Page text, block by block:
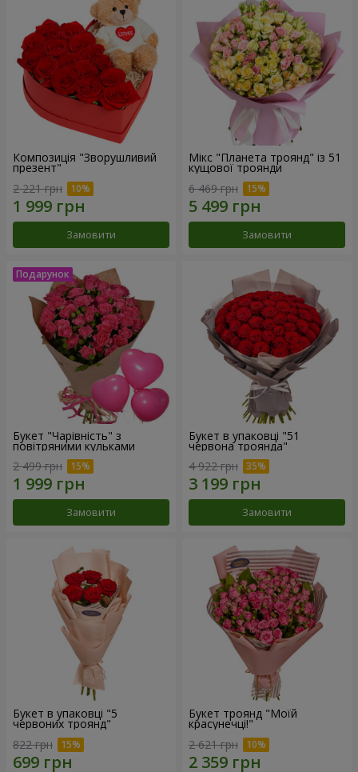
Композиція "Зворушливий
презент"
2 221 грн
Замовити
Мікс "Планета троянд" із 51
кущової троянди
6 469 грн
Замовити
Букет "Чарівність" з
повітряними кульками
2 499 грн
Замовити
Букет в упаковці "51
червона троянда"
4 922 грн
Замовити
Букет в упаковці "5
червоних троянд"
822 грн
Букет троянд "Моїй
красунечці!"
2 621 грн